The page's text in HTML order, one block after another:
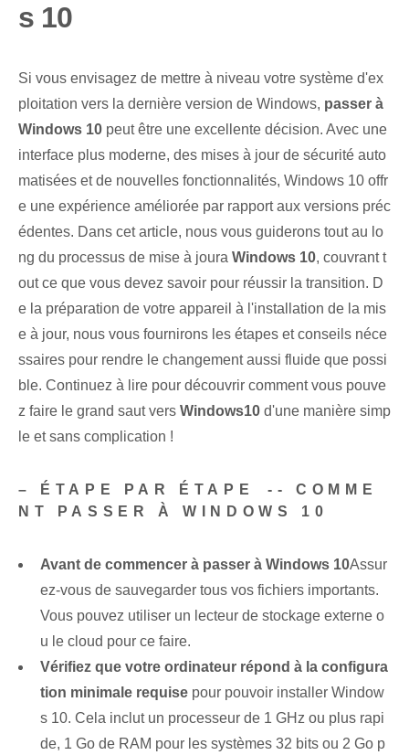
s 10
Si vous envisagez de mettre à niveau votre système d'ex
ploitation vers la dernière version de Windows, passer à
Windows 10 ‍ peut être une excellente décision. Avec une
interface plus moderne, des mises à jour de sécurité auto
matisées et de nouvelles fonctionnalités, Windows 10 offr
e une expérience améliorée par rapport aux versions préc
édentes. Dans cet article, nous vous guiderons⁢ tout au lo
ng du ⁤processus de mise à jour‌a⁢ Windows 10, couvrant t
out ce que vous devez savoir pour réussir la transition. D
e la préparation de votre appareil à l'installation de la mis
e à jour, nous vous fournirons les étapes et conseils néce
ssaires pour rendre le changement aussi fluide que possi
ble. ‌Continuez à lire pour découvrir comment vous pouve
z faire le grand saut vers Windows⁤10 d'une manière simp
le et sans complication !
– ÉTAPE​ PAR ​ÉTAPE⁣ -- COMME
NT PASSER À WINDOWS 10
Avant de commencer à passer à Windows 10Assur
ez-vous de sauvegarder tous vos fichiers importants.
‌Vous pouvez utiliser un lecteur de stockage externe o
u le cloud pour ce faire.
Vérifiez que votre ordinateur répond à la configura
tion minimale requise pour pouvoir installer Window
s 10. Cela inclut un processeur de 1 GHz ou plus rapi
de, 1 Go de RAM pour les systèmes 32 bits ou 2 Go p